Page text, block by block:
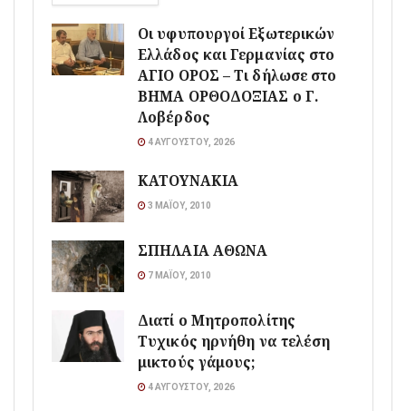
Οι υφυπουργοί Εξωτερικών
Ελλάδος και Γερμανίας στο
ΑΓΙΟ ΟΡΟΣ – Τι δήλωσε στο
ΒΗΜΑ ΟΡΘΟΔΟΞΙΑΣ ο Γ.
Λοβέρδος
4 ΑΥΓΟΎΣΤΟΥ, 2026
ΚΑΤΟΥΝΑΚΙΑ
3 ΜΑΪ́ΟΥ, 2010
ΣΠΗΛΑΙΑ ΑΘΩΝΑ
7 ΜΑΪ́ΟΥ, 2010
Διατί ο Μητροπολίτης
Τυχικός ηρνήθη να τελέση
μικτούς γάμους;
4 ΑΥΓΟΎΣΤΟΥ, 2026